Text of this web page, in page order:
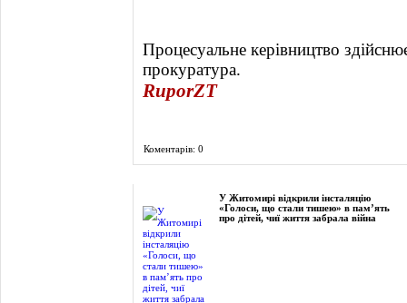
Процесуальне керівництво
прокуратура.
RuporZT
Коментарів: 0
У Житомирі відкрили інсталяцію
«Голоси, що стали тишею» в пам’ять
про дітей, чиї життя забрала війна